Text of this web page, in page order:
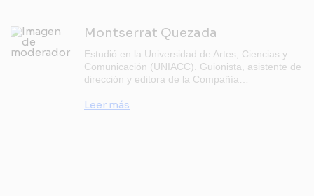
Montserrat Quezada
Estudió en la Universidad de Artes, Ciencias y
Comunicación (UNIACC). Guionista, asistente de
dirección y editora de la Compañía…
Leer más